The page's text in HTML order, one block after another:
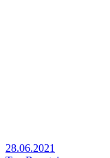
28.06.2021